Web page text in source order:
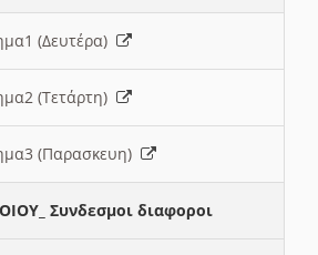
(Δευτέρα)
(Τετάρτη)
(Παρασκευη)
Συνδεσμοι διαφοροι